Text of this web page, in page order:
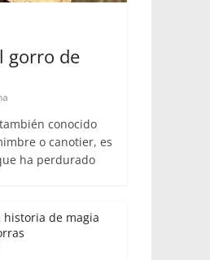
gorro de
conocido
o canotier, es
ha perdurado
historia de magia